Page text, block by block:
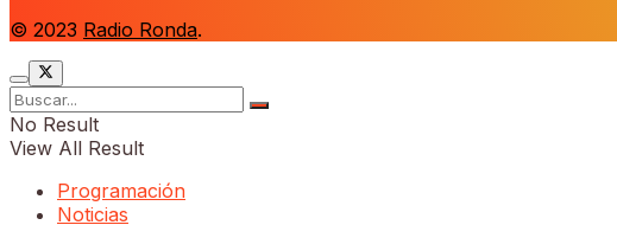
© 2023 Radio Ronda.
No Result
View All Result
Programación
Noticias